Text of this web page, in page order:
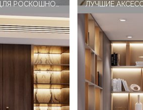
ВАРИАНТЫ ШКАФОВ ДЛЯ РОСКОШНОГО ДИЗАЙНА ИНТЕРЬЕРА СПАЛЬНИ